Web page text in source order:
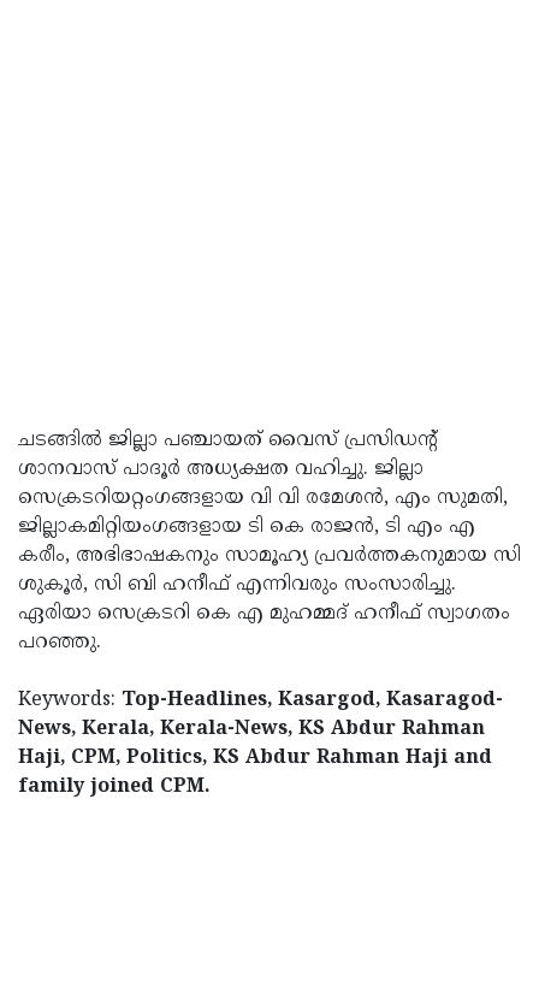
ചടങ്ങിൽ ജില്ലാ പഞ്ചായത് വൈസ്‌ പ്രസിഡന്റ്‌
ശാനവാസ്‌ പാദൂർ അധ്യക്ഷത വഹിച്ചു. ജില്ലാ
സെക്രടറിയറ്റംഗങ്ങളായ വി വി രമേശൻ, എം സുമതി,
ജില്ലാകമിറ്റിയംഗങ്ങളായ ടി കെ രാജൻ, ടി എം എ
കരീം, അഭിഭാഷകനും സാമൂഹ്യ പ്രവർത്തകനുമായ സി
ശുകൂർ, സി ബി ഹനീഫ് എന്നിവരും സംസാരിച്ചു.
ഏരിയാ സെക്രടറി കെ എ മുഹമ്മദ്‌ ഹനീഫ് സ്വാഗതം
പറഞ്ഞു.
Keywords: Top-Headlines, Kasargod, Kasaragod-
News, Kerala, Kerala-News, KS Abdur Rahman
Haji, CPM, Politics, KS Abdur Rahman Haji and
family joined CPM.